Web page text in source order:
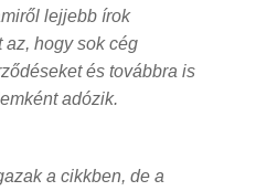
lejjebb írok
az, hogy sok cég
és továbbra is
adózik.
a cikkben, de a